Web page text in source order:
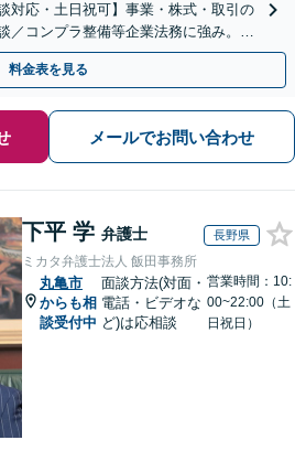
対応・土日祝可】事業・株式・取引の
／コンプラ整備等企業法務に強み。株
産問題まで幅広く対応！
料金表を見る
メールでお問い合わせ
下平 学 弁護士 長野県
ミカタ弁護士法人 飯田事務所
丸亀市
からも相
談受付中
面談方法(対面・
電話・ビデオな
ど)は応相談
営業時間：10:
00~22:00（土
日祝日）